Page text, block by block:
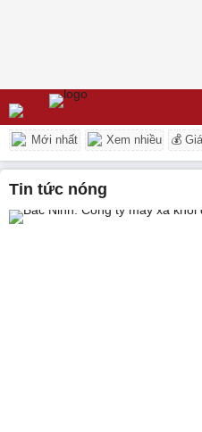
Mới nhất Xem nhiều 💰
tin tức nóng